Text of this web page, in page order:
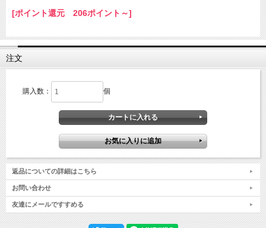
[ポイント還元 206ポイント～]
注文
購入数： 個
返品についての詳細はこちら
お問い合わせ
友達にメールですすめる